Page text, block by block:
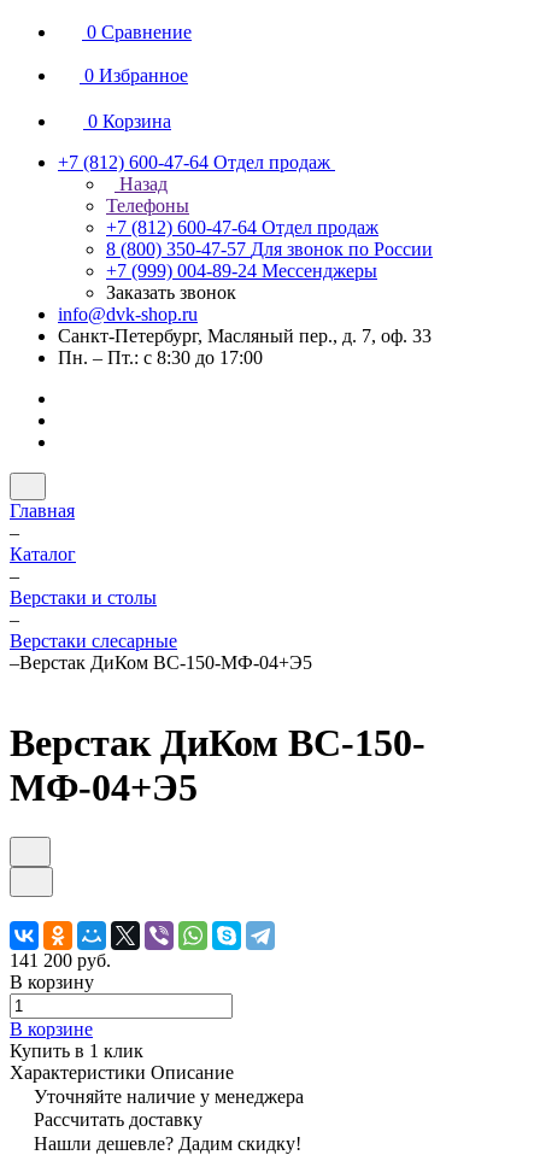
0 Сравнение
0 Избранное
0 Корзина
+7 (812) 600-47-64 Отдел продаж
Назад
Телефоны
+7 (812) 600-47-64 Отдел продаж
8 (800) 350-47-57 Для звонок по России
+7 (999) 004-89-24 Мессенджеры
Заказать звонок
info@dvk-shop.ru
Санкт-Петербург, Масляный пер., д. 7, оф. 33
Пн. – Пт.: с 8:30 до 17:00
Главная
–
Каталог
–
Верстаки и столы
–
Верстаки слесарные
–Верстак ДиКом ВС-150-МФ-04+Э5
Верстак ДиКом ВС-150-
МФ-04+Э5
141 200 руб.
В корзину
В корзине
Купить в 1 клик
Характеристики Описание
Уточняйте наличие у менеджера
Рассчитать доставку
Нашли дешевле? Дадим скидку!